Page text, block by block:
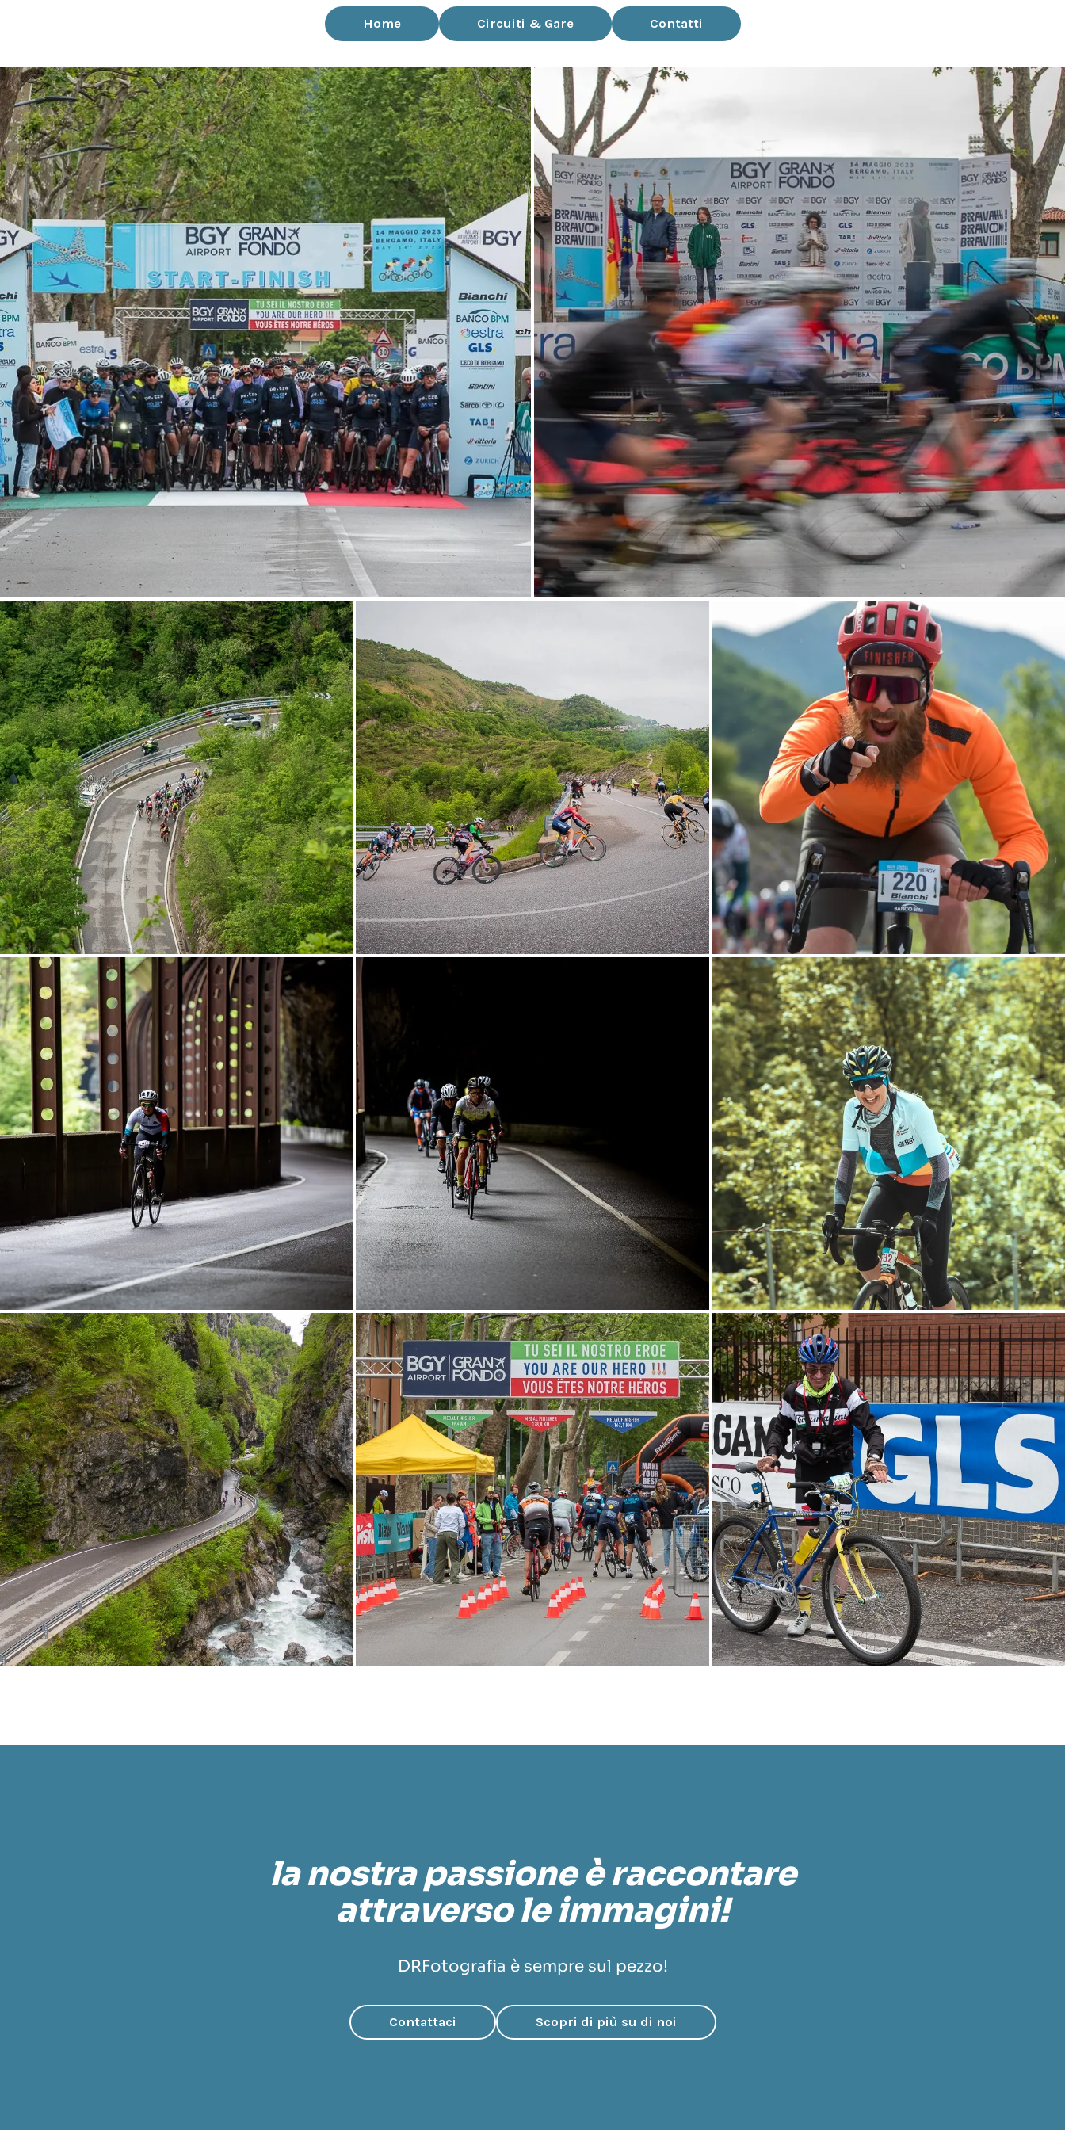
Home Circuiti & Gare Contatti
la nostra passione è raccontare
attraverso le immagini!
DRFotografia è sempre sul pezzo!
Contattaci Scopri di più su di noi